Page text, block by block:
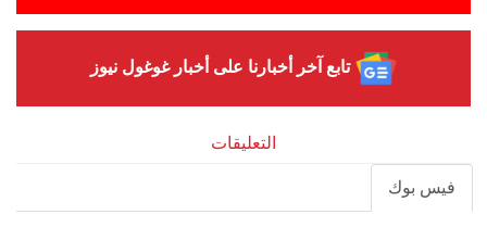
تابع آخر أخبارنا على أخبار غوغول نيوز
التعليقات
فيس بوك